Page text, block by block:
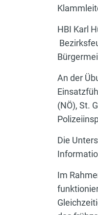
HBI Karl
An der
(NÖ), St.
Die
Im